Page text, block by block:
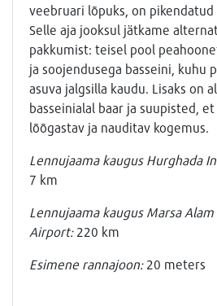
veebruari lõpuks, on
Selle aja jooksul jätkame
pakkumist: teisel pool
ja soojendusega basseini, kuhu
asuva jalgsilla kaudu. Lisaks on
basseinialal baar ja suupisted,
lõõgastav ja nauditav kogemus.
Lennujaama kaugus Hurghada
7 km
Lennujaama kaugus Marsa
Airport:220 km
Esimene rannajoon:20 meters